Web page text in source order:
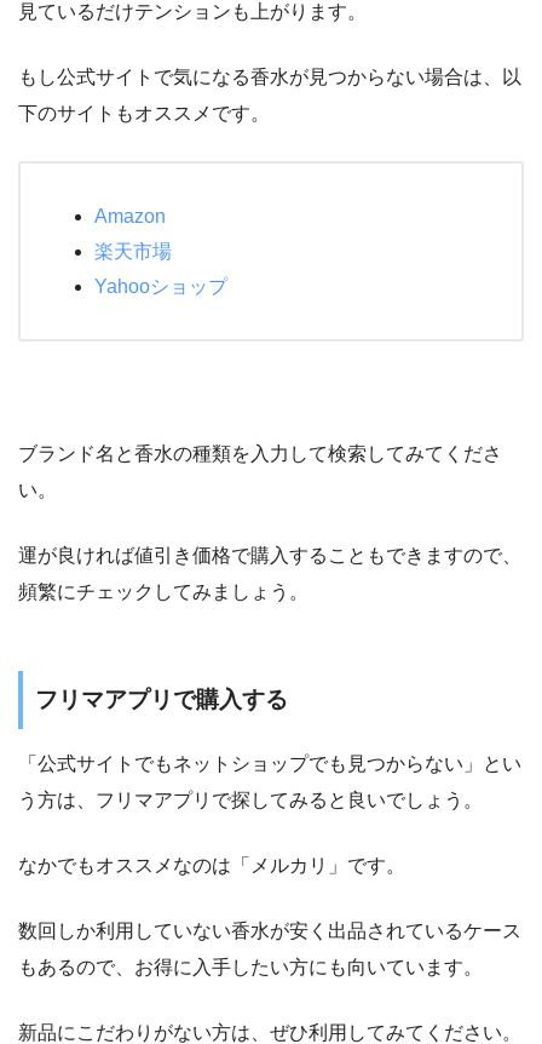
見ているだけテンションも上がります。
もし公式サイトで気になる香水が見つからない場合は、以
下のサイトもオススメです。
Amazon
楽天市場
Yahooショップ
ブランド名と香水の種類を入力して検索してみてくださ
い。
運が良ければ値引き価格で購入することもできますので、
頻繁にチェックしてみましょう。
フリマアプリで購入する
「公式サイトでもネットショップでも見つからない」とい
う方は、フリマアプリで探してみると良いでしょう。
なかでもオススメなのは「メルカリ」です。
数回しか利用していない香水が安く出品されているケース
もあるので、お得に入手したい方にも向いています。
新品にこだわりがない方は、ぜひ利用してみてください。